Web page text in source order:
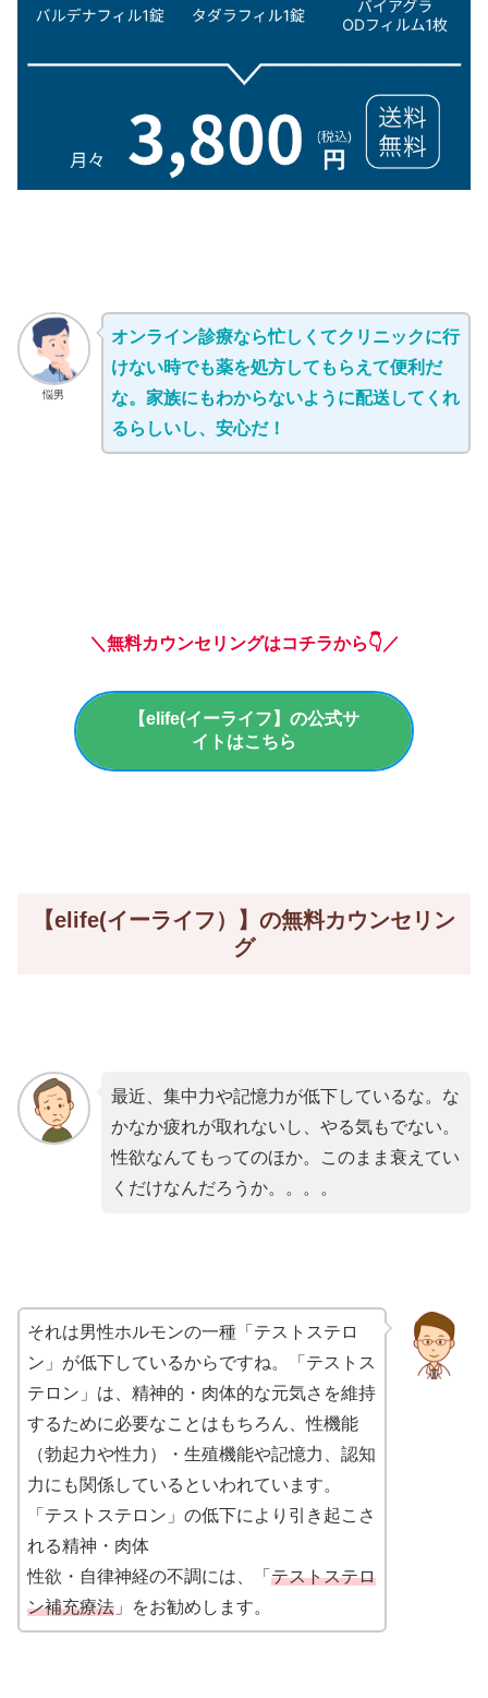
悩男
オンライン診療なら忙しくてクリニックに行
けない時でも薬を処方してもらえて便利だ
な。家族にもわからないように配送してくれ
るらしいし、安心だ！
＼無料カウンセリングはコチラから👇／
【elife(イーライフ】の公式サ
イトはこちら
【elife(イーライフ）】の無料カウンセリン
グ
最近、集中力や記憶力が低下しているな。な
かなか疲れが取れないし、やる気もでない。
性欲なんてもってのほか。このまま衰えてい
くだけなんだろうか。。。。
それは男性ホルモンの一種「テストステロ
ン」が低下しているからですね。「テストス
テロン」は、精神的・肉体的な元気さを維持
するために必要なことはもちろん、性機能
（勃起力や性力）・生殖機能や記憶力、認知
力にも関係しているといわれています。
「テストステロン」の低下により引き起こさ
れる精神・肉体
性欲・自律神経の不調には、「 テストステロ
ン補充療法 」をお勧めします。